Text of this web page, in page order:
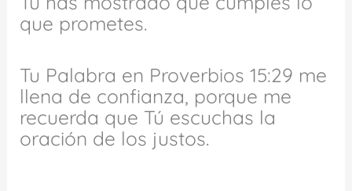
que prometes.
Tu Palabra en Proverbios 15:29 me
llena de confianza, porque me
recuerda que Tú escuchas la
oración de los justos.